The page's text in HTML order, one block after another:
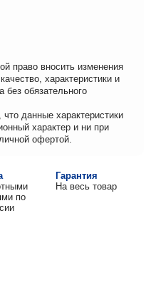
право вносить изменения
характеристики и
без обязательного
данные характеристики
характер и ни при
офертой.
по
Гарантия
На весь товар